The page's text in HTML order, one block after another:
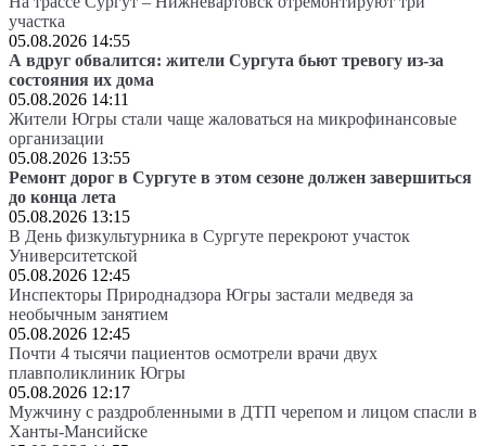
участка
05.08.2026 14:55
А вдруг обвалится: жители Сургута бьют тревогу из-за
состояния их дома
05.08.2026 14:11
Жители Югры стали чаще жаловаться на микрофинансовые
организации
05.08.2026 13:55
Ремонт дорог в Сургуте в этом сезоне должен завершиться
до конца лета
05.08.2026 13:15
В День физкультурника в Сургуте перекроют участок
Университетской
05.08.2026 12:45
Инспекторы Природнадзора Югры застали медведя за
необычным занятием
05.08.2026 12:45
Почти 4 тысячи пациентов осмотрели врачи двух
плавполиклиник Югры
05.08.2026 12:17
Мужчину с раздробленными в ДТП черепом и лицом спасли в
Ханты-Мансийске